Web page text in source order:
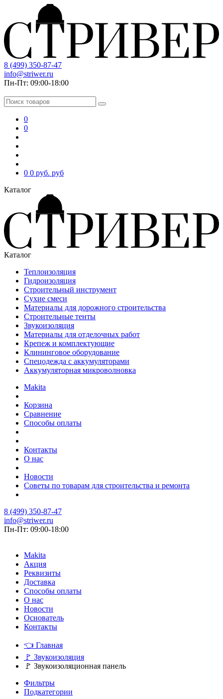
8 (499) 350-87-47
info@striwer.ru
Пн-Пт: 09:00-18:00
0
0
0 0 руб. руб
Каталог
Каталог
Теплоизоляция
Гидроизоляция
Строительный инструмент
Сухие смеси
Материалы для дорожного строительства
Строительные тенты
Звукоизоляция
Материалы для отделочных работ
Крепеж и комплектующие
Клининговое оборудование
Спецодежда с аккумуляторами
Аккумуляторная микроволновка
Makita
Корзина
Сравнение
Способы оплаты
Контакты
О нас
Новости
Советы по товарам для строительства и ремонта
8 (499) 350-87-47
info@striwer.ru
Пн-Пт: 09:00-18:00
Makita
Акция
Реквизиты
Доставка
Способы оплаты
О нас
Новости
Основатель
Контакты
👈 Главная
🚩 Звукоизоляция
🚩 Звукоизоляционная панель
Фильтры
Подкатегории